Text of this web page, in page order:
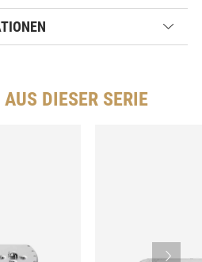
DIESER SERIE